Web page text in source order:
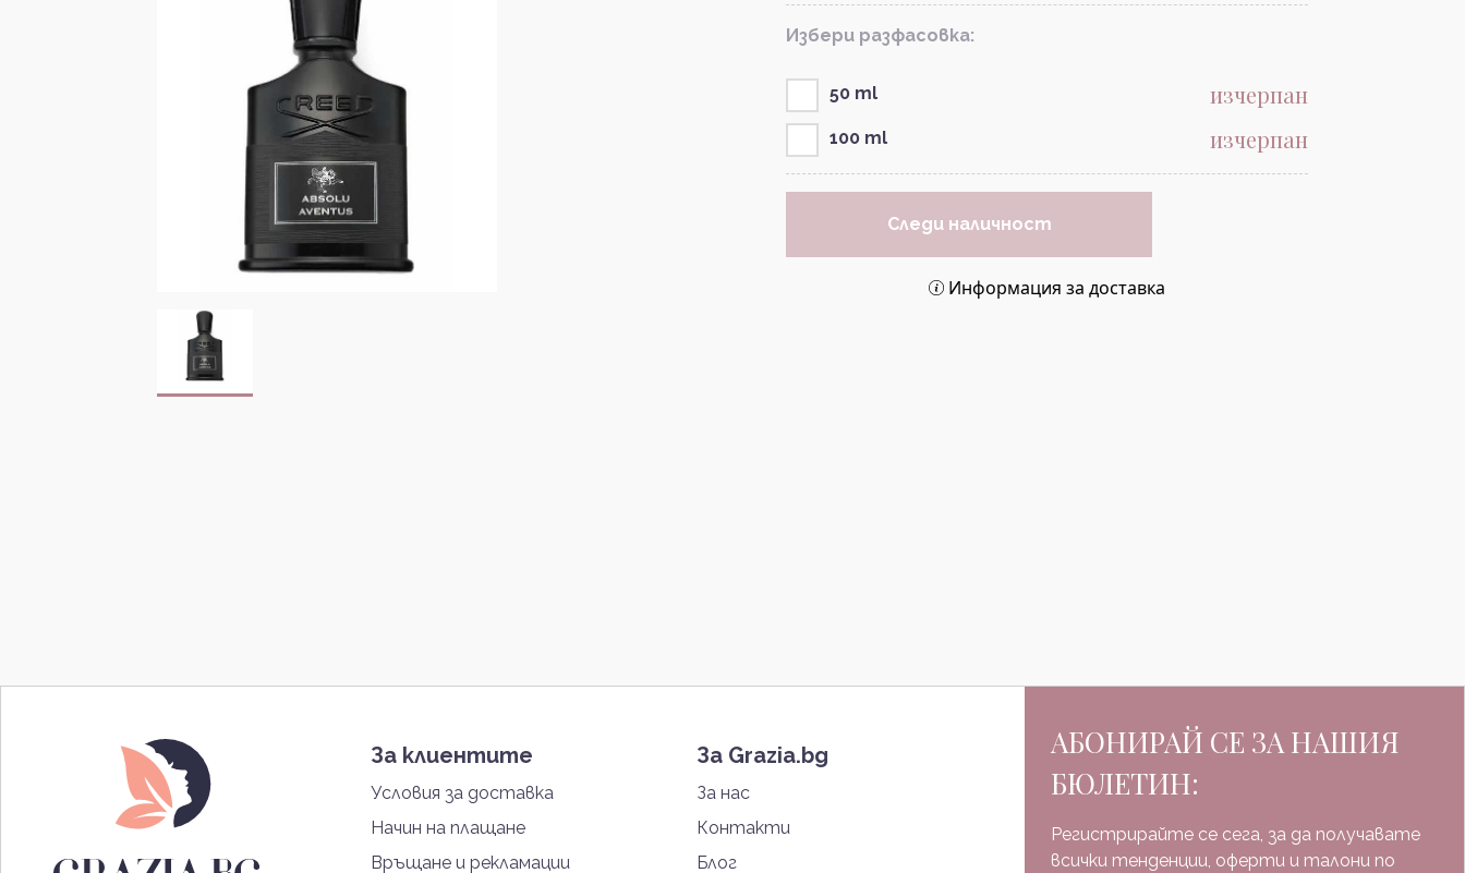
Избери разфасовка:
50 ml изчерпан
100 ml изчерпан
Следи наличност
Информация за доставка
За клиентите
Условия за доставка
Начин на плащане
Връщане и рекламации
За Grazia.bg
За нас
Контакти
Блог
АБОНИРАЙ СЕ ЗА НАШИЯ
БЮЛЕТИН:
Регистрирайте се сега, за да получавате
всички тенденции, оферти и талони по